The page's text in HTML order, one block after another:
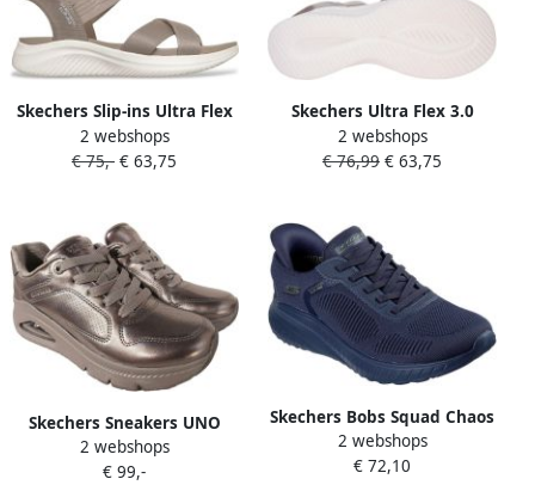
Skechers Slip-ins Ultra Flex
3.0 Never Better Sandalen
Dames
2 webshops
€ 75,- € 63,75
Skechers Ultra Flex 3.0
Dames Sandalen 119975-tpe
Kleur Taupe
2 webshops
€ 76,99 € 63,75
Skechers Sneakers UNO
ICON LUSTROUS AIR
Sleehak sneaker
2 webshops
€ 99,-
Skechers Bobs Squad Chaos
Schoenen Blauw Vrouw
2 webshops
€ 72,10